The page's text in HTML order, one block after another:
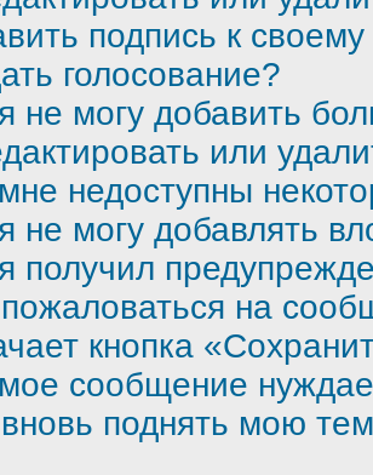
подпись к
голосование?
не могу добавить
или
недоступны
не могу добавлять
получил
на
кнопка
сообщение
поднять мою